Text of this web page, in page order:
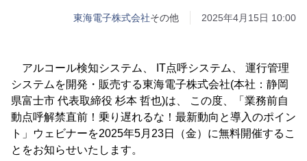
東海電子株式会社その他 2025年4月15日 10:00
アルコール検知システム、 IT点呼システム、 運行管理
システムを開発・販売する東海電子株式会社(本社：静岡
県富士市 代表取締役 杉本 哲也)は、 この度、「業務前自
動点呼解禁直前！乗り遅れるな！最新動向と導入のポイン
ト」ウェビナーを2025年5月23日（金）に無料開催するこ
とをお知らせいたします。